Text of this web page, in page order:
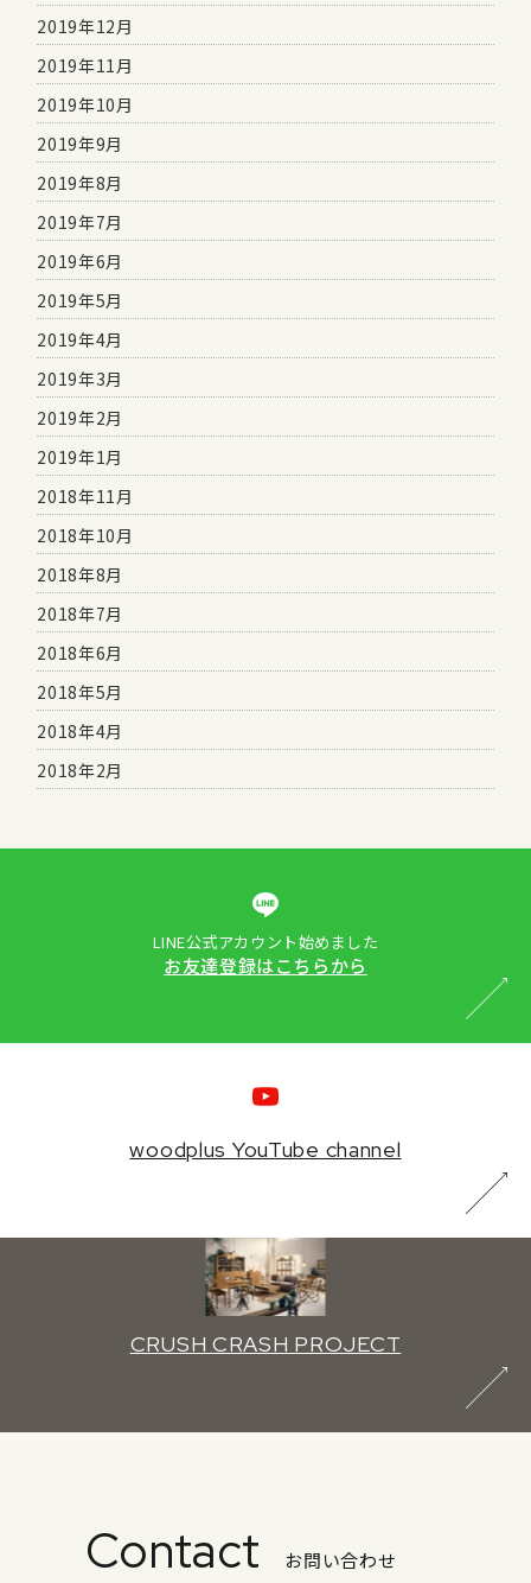
2019年12月
2019年11月
2019年10月
2019年9月
2019年8月
2019年7月
2019年6月
2019年5月
2019年4月
2019年3月
2019年2月
2019年1月
2018年11月
2018年10月
2018年8月
2018年7月
2018年6月
2018年5月
2018年4月
2018年2月
LINE公式アカウント始めました
お友達登録はこちらから
woodplus YouTube channel
CRUSH CRASH PROJECT
Contact お問い合わせ